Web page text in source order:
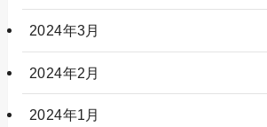
2024年3月
2024年2月
2024年1月